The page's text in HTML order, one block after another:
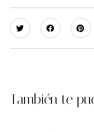
También te